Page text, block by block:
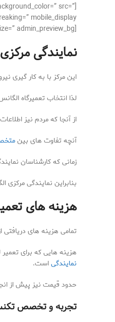
src=”
mobile_display=”]
[av_textblock size=’16’ font_color=” color=” av-medium-font-size=” av-small-font-size=” av-mini-font-size=” admin_preview_bg=”]
نمایندگی
این مرکز با به کار گیری
لذا انتخاب تعمیرگاه
از آنجا که مردم نیز
آنچه تفاوت های بین
زمانی که کارشناسان
بنابراین نمایندگی
هزینه های
تمامی هزینه های
هزینه هایی که برای
نمایندگیاست.
حدود قیمت نیز پیش از
تجربه و تخصص